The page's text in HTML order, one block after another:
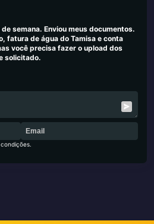
semana. Enviou meus documentos.
fatura de água do Tamisa e conta
você precisa fazer o upload dos
solicitado.